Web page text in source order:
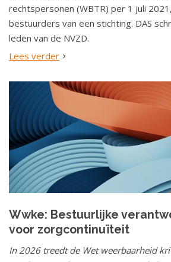
rechtspersonen (WBTR) per 1 juli
bestuurders van een stichting. DAS
leden van de NVZD.
Lees verder
Wwke: Bestuurlijke
voor zorgcontinuïteit
In 2026 treedt de Wet weerbaarheid